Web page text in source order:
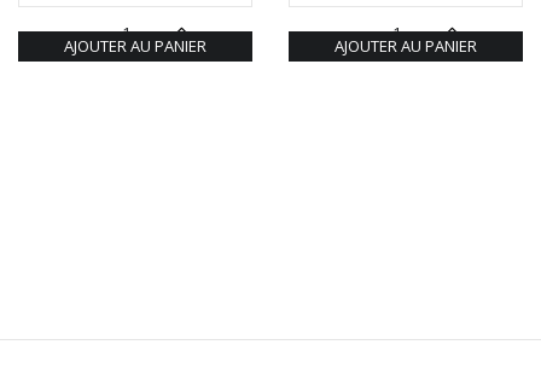
AJOUTER AU PANIER AJOUTER AU PANIER